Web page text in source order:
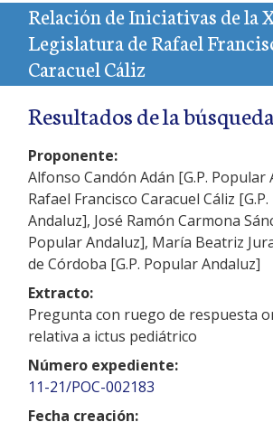
Relación de Iniciativas de la
Legislatura de Rafael
Caracuel Cáliz
Resultados de la
Proponente:
Alfonso Candón Adán [G.P. Popular
Rafael Francisco Caracuel Cáliz
Andaluz], José Ramón Carmona
Popular Andaluz], María Beatriz
de Córdoba [G.P. Popular Andaluz]
Extracto:
Pregunta con ruego de respuesta
relativa a ictus pediátrico
Número expediente:
11-21/POC-002183
Fecha creación: